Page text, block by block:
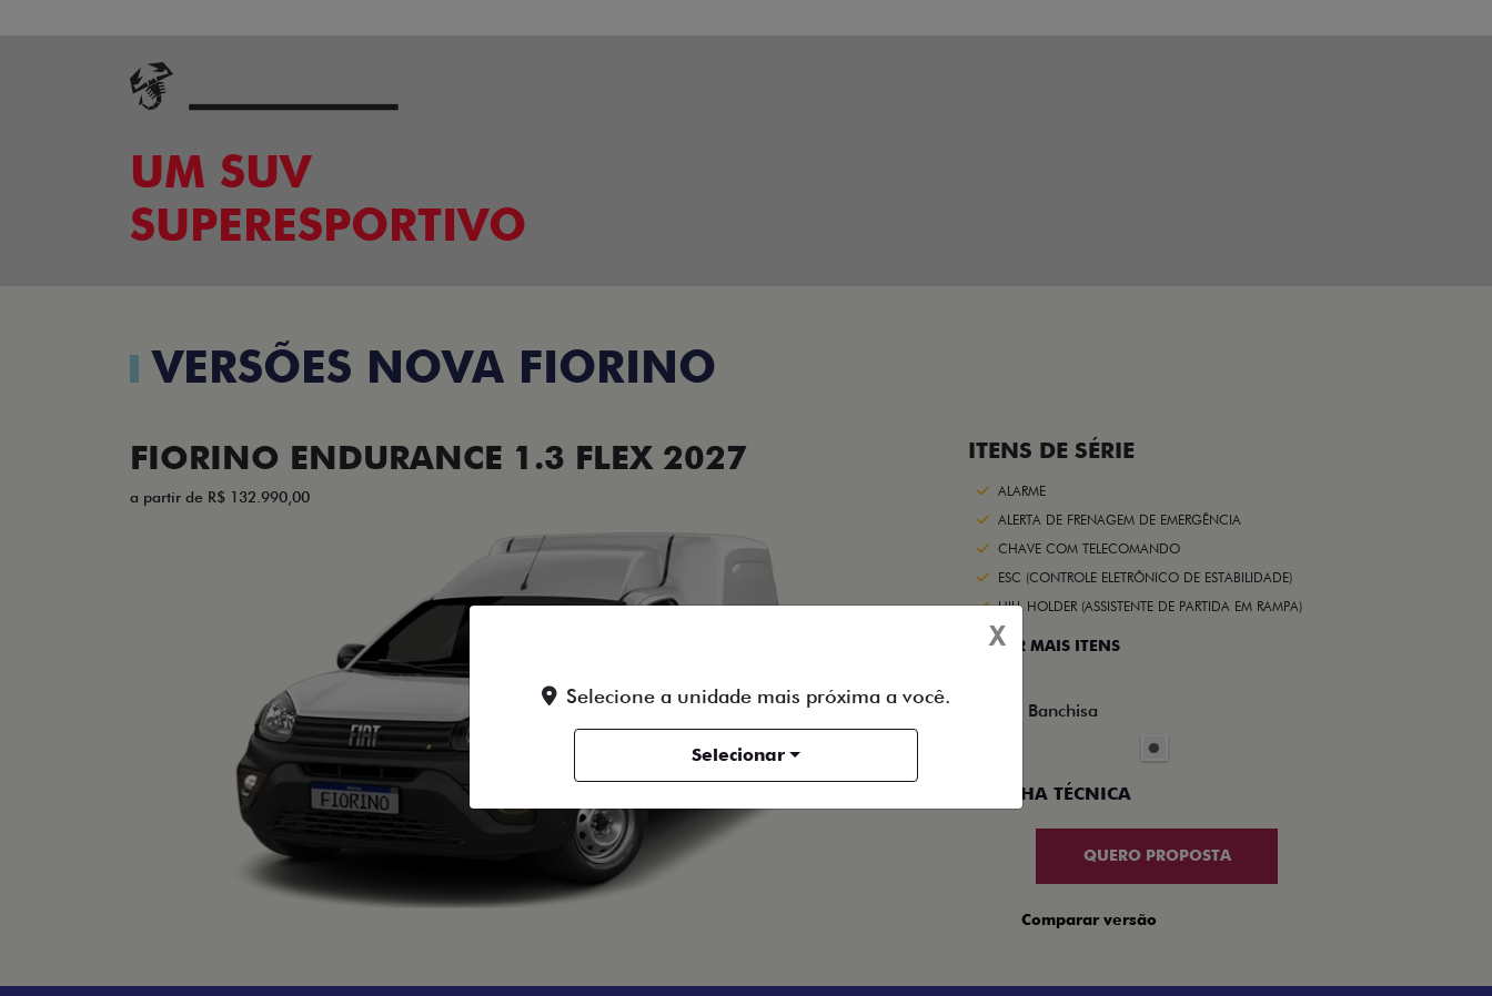
UM SUV
SUPERESPORTIVO
VERSÕES NOVA FIORINO
FIORINO ENDURANCE 1.3 FLEX 2027
a partir de R$ 132.990,00
ITENS DE SÉRIE
ALARME
ALERTA DE FRENAGEM DE EMERGÊNCIA
CHAVE COM TELECOMANDO
ESC (CONTROLE ELETRÔNICO DE ESTABILIDADE)
HILL HOLDER (ASSISTENTE DE PARTIDA EM RAMPA)
+ VER MAIS ITENS
Branco Banchisa
FICHA TÉCNICA
QUERO PROPOSTA
Comparar versão
X
Selecione a unidade mais próxima a você.
Selecionar